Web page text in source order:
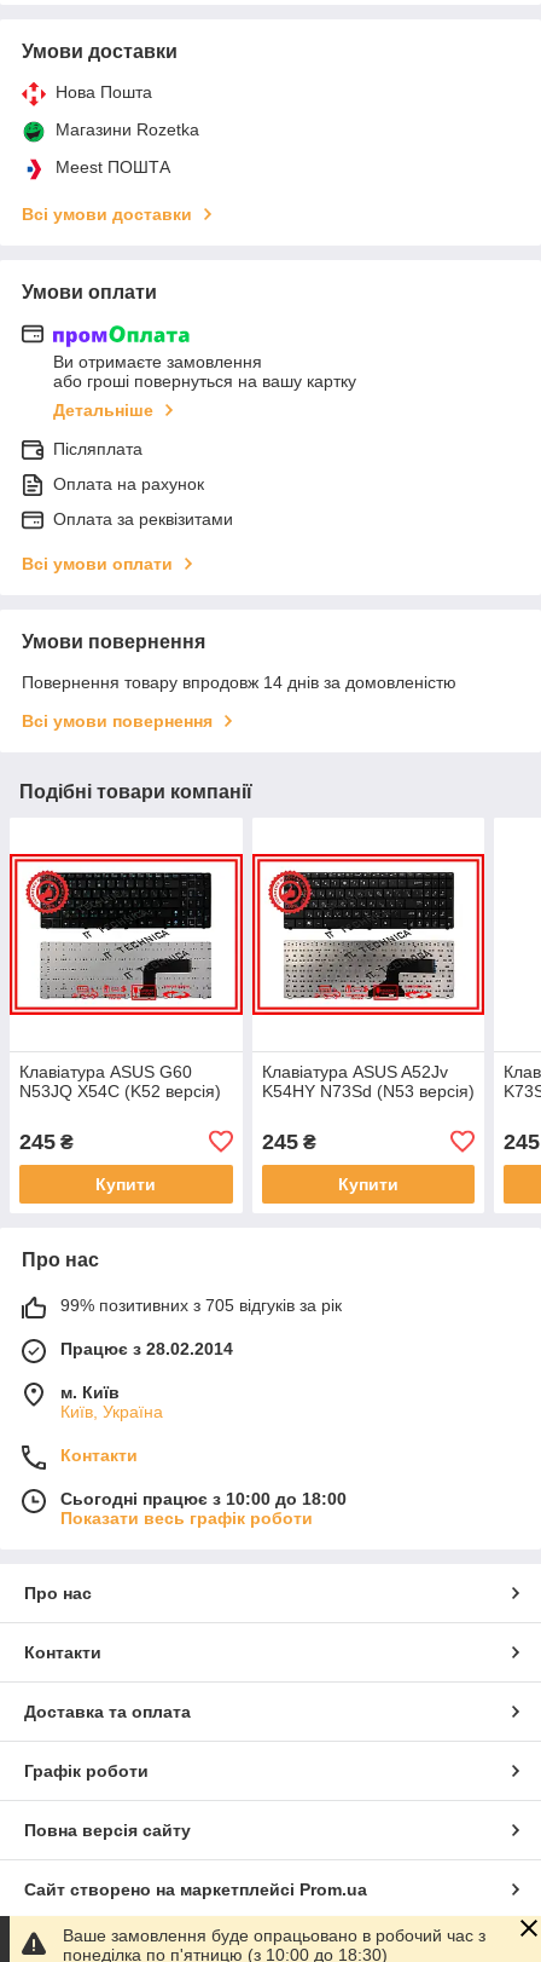
Умови доставки
Нова Пошта
Магазини Rozetka
Meest ПОШТА
Всі умови доставки
Умови оплати
Ви отримаєте замовлення
або гроші повернуться на вашу картку
Детальніше
Післяплата
Оплата на рахунок
Оплата за реквізитами
Всі умови оплати
Умови повернення
Повернення товару впродовж 14 днів за домовленістю
Всі умови повернення
Подібні товари компанії
Клавіатура ASUS G60
N53JQ X54C (K52 версія)
245 ₴
Купити
Клавіатура ASUS A52Jv
K54HY N73Sd (N53 версія)
245₴
Купити
245
Про нас
99% позитивних з 705 відгуків за рік
Працює з 28.02.2014
м. Київ
Київ, Україна
Контакти
Сьогодні працює з 10:00 до 18:00
Показати весь графік роботи
Про нас
Контакти
Доставка та оплата
Графік роботи
Повна версія сайту
Сайт створено на маркетплейсі Prom.ua
Політика конфіденційності
Ваше замовлення буде опрацьовано в робочий час з
понеділка по п'ятницю (з 10:00 до 18:30)